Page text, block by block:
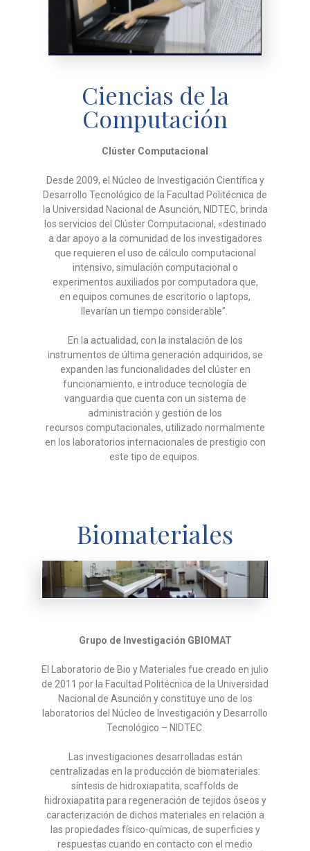
Ciencias de la
Computación
Clúster Computacional
Desde 2009, el Núcleo de Investigación Científica y
Desarrollo Tecnológico de la Facultad Politécnica de
la Universidad Nacional de Asunción, NIDTEC, brinda
los servicios del Clúster Computacional, «destinado
a dar apoyo a la comunidad de los investigadores
que requieren el uso de cálculo computacional
intensivo, simulación computacional o
experimentos auxiliados por computadora que,
en equipos comunes de escritorio o laptops,
llevarían un tiempo considerable”.
En la actualidad, con la instalación de los
instrumentos de última generación adquiridos, se
expanden las funcionalidades del clúster en
funcionamiento, e introduce tecnología de
vanguardia que cuenta con un sistema de
administración y gestión de los
recursos computacionales, utilizado normalmente
en los laboratorios internacionales de prestigio con
este tipo de equipos.
Biomateriales
Grupo de Investigación GBIOMAT
El Laboratorio de Bio y Materiales fue creado en julio
de 2011 por la Facultad Politécnica de la Universidad
Nacional de Asunción y constituye uno de los
laboratorios del Núcleo de Investigación y Desarrollo
Tecnológico – NIDTEC.
Las investigaciones desarrolladas están
centralizadas en la producción de biomateriales:
síntesis de hidroxiapatita, scaffolds de
hidroxiapatita para regeneración de tejidos óseos y
caracterización de dichos materiales en relación a
las propiedades físico-químicas, de superficies y
respuestas cuando en contacto con el medio